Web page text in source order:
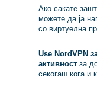
Ако сакате
можете да ја
со виртуелна
Use NordVPN
активностза
секогаш кога и